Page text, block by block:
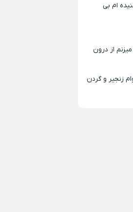
ام بی
از درون
زﻧﺠﻴﺮ و ﮔﺮدن